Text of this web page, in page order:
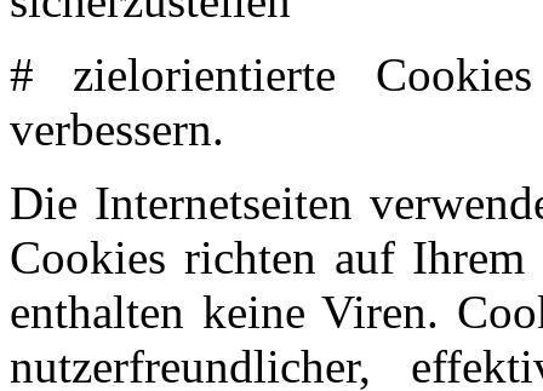
# zielorientierte
verbessern.
Die Internetseiten
Cookies richten auf Ihrem
enthalten keine Viren.
nutzerfreundlicher,